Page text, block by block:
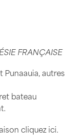
FRANÇAISE
autres
bateau
cliquez ici.